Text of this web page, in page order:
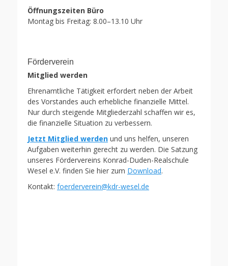
Öffnungszeiten Büro
Montag bis Freitag: 8.00–13.10 Uhr
Förderverein
Mitglied werden
Ehrenamtliche Tätigkeit erfordert neben der Arbeit
des Vorstandes auch erhebliche finanzielle Mittel.
Nur durch steigende Mitgliederzahl schaffen wir es,
die finanzielle Situation zu verbessern.
Jetzt Mitglied werden und uns helfen, unseren
Aufgaben weiterhin gerecht zu werden. Die Satzung
unseres Fördervereins Konrad-Duden-Realschule
Wesel e.V. finden Sie hier zum Download.
Kontakt: foerderverein@kdr-wesel.de